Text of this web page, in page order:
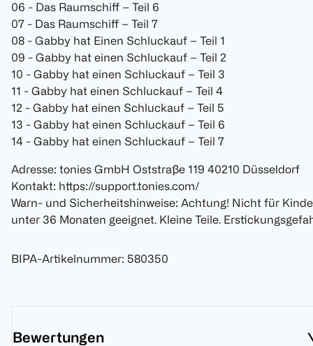
06 - Das Raumschiff – Teil 6
07 - Das Raumschiff – Teil 7
08 - Gabby hat Einen Schluckauf – Teil 1
09 - Gabby hat einen Schluckauf – Teil 2
10 - Gabby hat einen Schluckauf – Teil 3
11 - Gabby hat einen Schluckauf – Teil 4
12 - Gabby hat einen Schluckauf – Teil 5
13 - Gabby hat einen Schluckauf – Teil 6
14 - Gabby hat einen Schluckauf – Teil 7
Adresse: tonies GmbH Oststraße 119 40210 Düsseldorf
Kontakt: https://support.tonies.com/
Warn- und Sicherheitshinweise: Achtung! Nicht für
unter 36 Monaten geeignet. Kleine Teile.
BIPA-Artikelnummer: 580350
Bewertungen